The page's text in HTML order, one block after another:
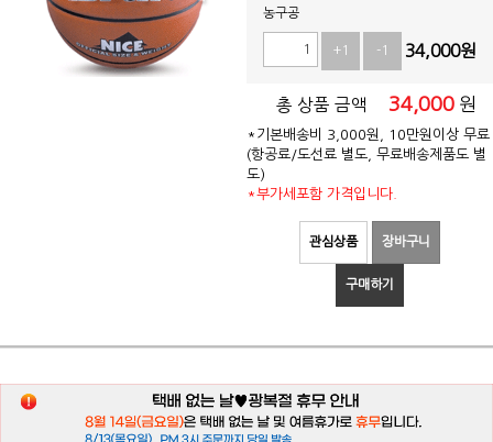
농구공
+1 -1 34,000원
총 상품 금액 34,000 원
*기본배송비 3,000원, 10만원이상 무료
(항공료/도선료 별도, 무료배송제품도 별
도)
*부가세포함 가격입니다.
관심상품 장바구니
구매하기